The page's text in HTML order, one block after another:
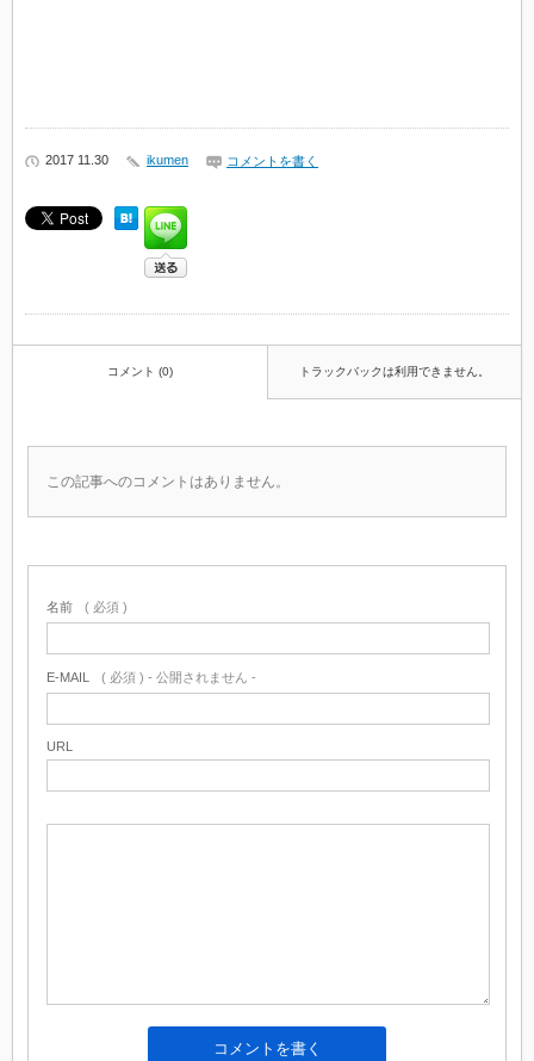
2017 11.30 ikumen コメントを書く
コメント (0) トラックバックは利用できません。
この記事へのコメントはありません。
名前 ( 必須 )
E-MAIL ( 必須 ) - 公開されません -
URL